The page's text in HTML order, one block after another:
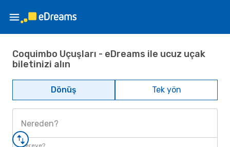
Coquimbo Uçuşları - eDreams ile ucuz uçak
biletinizi alın
Dönüş Tek yön
Nereden?
Nereye?